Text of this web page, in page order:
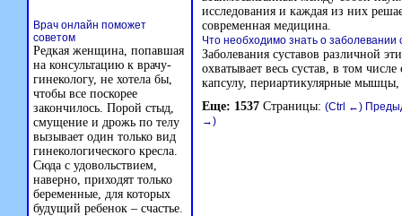
исследования и каждая из них
современная медицина.
Что необходимо знать о заболевании
Заболевания суставов различной
охватывает весь сустав, в том
капсулу, периартикулярные мышцы,
Еще: 1537 Страницы: (Ctrl ←)
→)
Врач онлайн поможет
советом
Редкая женщина, попавшая
на консультацию к врачу-
гинекологу, не хотела бы,
чтобы все поскорее
закончилось. Порой стыд,
смущение и дрожь по телу
вызывает один только вид
гинекологического кресла.
Сюда с удовольствием,
наверно, приходят только
беременные, для которых
будущий ребенок – счастье.